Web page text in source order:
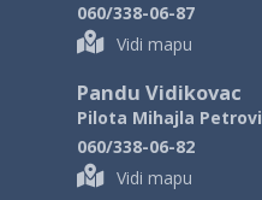
060/338-06-87
Vidi mapu
Pandu Vidikovac
Pilota Mihajla
060/338-06-82
Vidi mapu